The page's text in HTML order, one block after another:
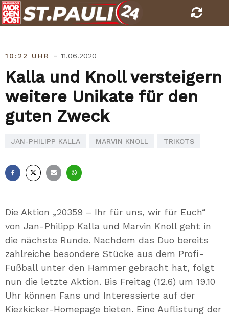
Skip
to
10:22 UHR - 11.06.2020
Kalla und Knoll versteigern
weitere Unikate für den
guten Zweck
JAN-PHILIPP KALLA MARVIN KNOLL TRIKOTS
Die Aktion „20359 – Ihr für uns, wir für Euch“
von Jan-Philipp Kalla und Marvin Knoll geht in
die nächste Runde. Nachdem das Duo bereits
zahlreiche besondere Stücke aus dem Profi-
Fußball unter den Hammer gebracht hat, folgt
nun die letzte Aktion. Bis Freitag (12.6) um 19.10
Uhr können Fans und Interessierte auf der
Kiezkicker-Homepage bieten. Eine Auflistung der